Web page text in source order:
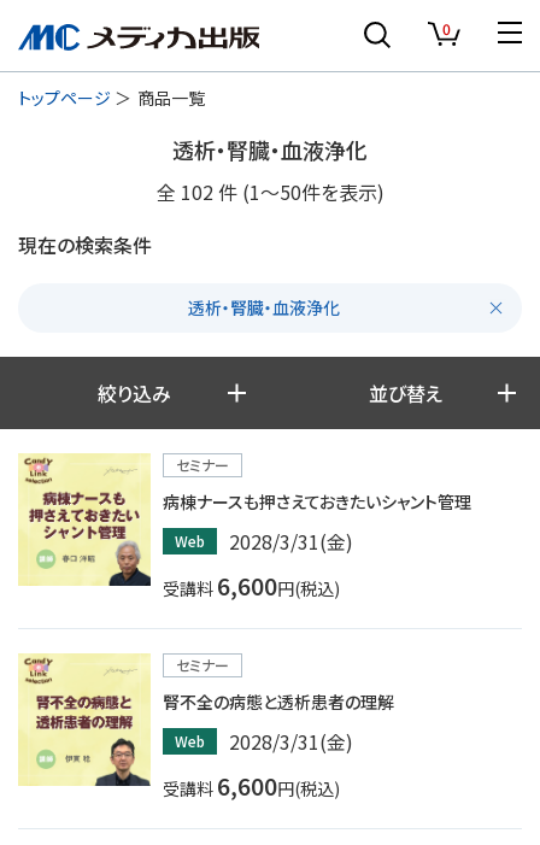
0
トップページ 商品一覧
透析・腎臓・血液浄化
全 102件 (1〜50件を表示)
現在の検索条件
透析・腎臓・血液浄化
絞り込み 並び替え
セミナー
病棟ナースも押さえておきたいシャント管理
Web 2028/3/31(金)
受講料 6,600円(税込)
セミナー
腎不全の病態と透析患者の理解
Web 2028/3/31(金)
受講料 6,600円(税込)